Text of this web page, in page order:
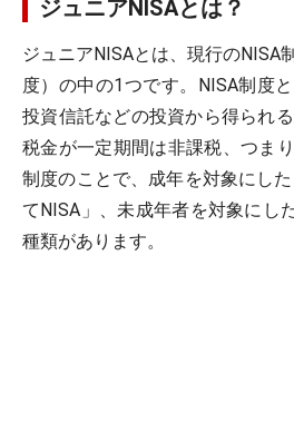
ジュニアNISAとは？
ジュニアNISAとは、現行のNISA
度）の中の1つです。NISA制度
投資信託などの投資から得られ
税金が一定期間は非課税、つま
制度のことで、成年を対象にし
てNISA」、未成年者を対象にし
種類があります。